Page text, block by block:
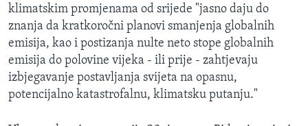
klimatskim promjenama od srijede "jasno daju do
znanja da kratkoročni planovi smanjenja globalnih
emisija, kao i postizanja nulte neto stope globalnih
emisija do polovine vijeka - ili prije - zahtjevaju
izbjegavanje postavljanja svijeta na opasnu,
potencijalno katastrofalnu, klimatsku putanju."